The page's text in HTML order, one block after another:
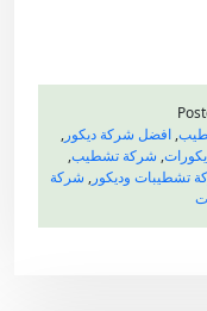
,افضل شركة ديكور,
, شركة تشطيب,
تشطيبات وديكور, شركة